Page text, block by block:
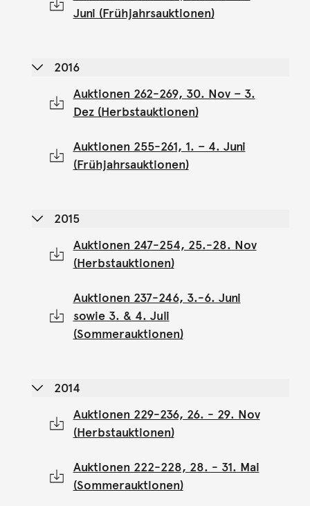
Juni (Frühjahrsauktionen)
2016
Auktionen 262-269, 30. Nov – 3.
Dez (Herbstauktionen)
Auktionen 255-261, 1. – 4. Juni
(Frühjahrsauktionen)
2015
Auktionen 247-254, 25.-28. Nov
(Herbstauktionen)
Auktionen 237-246, 3.-6. Juni
sowie 3. & 4. Juli
(Sommerauktionen)
2014
Auktionen 229-236, 26. - 29. Nov
(Herbstauktionen)
Auktionen 222-228, 28. - 31. Mai
(Sommerauktionen)